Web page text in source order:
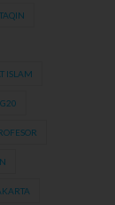
ISLAM
G20